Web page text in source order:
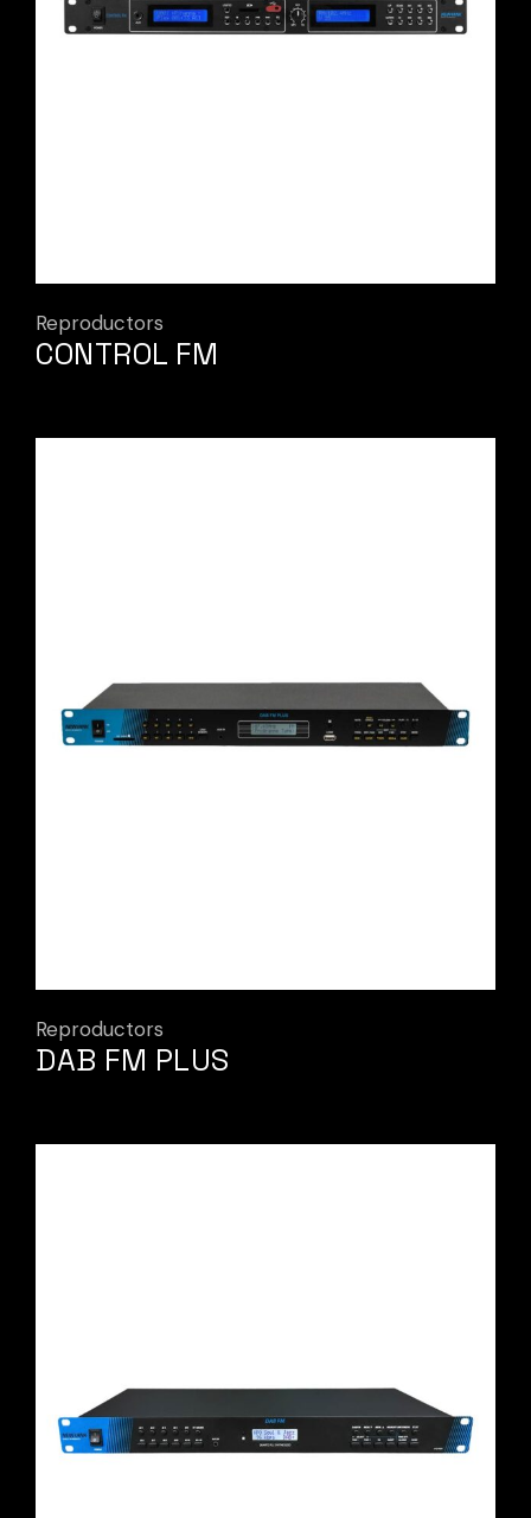
Reproductors
CONTROL FM
Reproductors
DAB FM PLUS